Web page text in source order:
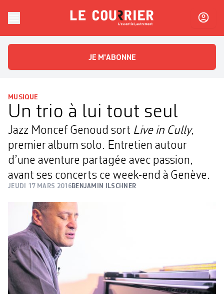
Le CourrierL'essentiel, autrement
JE M'ABONNE
MUSIQUE
Un trio à lui tout seul
Jazz Moncef Genoud sort Live in Cully,
premier album solo. Entretien autour
d’une aventure partagée avec passion,
avant ses concerts ce week-end à Genève.
JEUDI 17 MARS 2016BENJAMIN ILSCHNER